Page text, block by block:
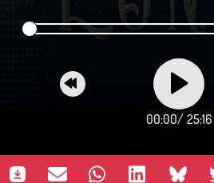
00:00/ 25:16